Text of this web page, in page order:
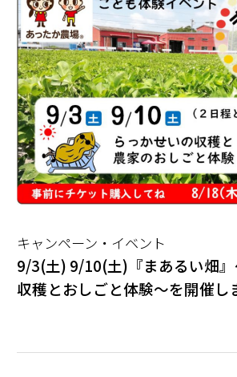
キャンペーン・イベント
9/3(土) 9/10(土)『まあるい畑
収穫とおしごと体験～を開催し